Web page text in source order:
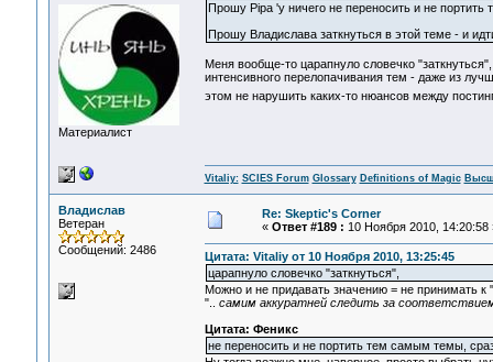
Материалист
Прошу Pipa 'у ничего не переносить и не
Прошу Владислава заткнуться в этой теме - и
Меня вообще-то царапнуло словечко
интенсивного перелопачивания тем - даже из
этом не нарушить каких-то нюансов между
Vitaliy: SCIES Forum Glossary Definitions of Magic
Владислав
Ветеран
Сообщений: 2486
Re: Skeptic's Corner
« Ответ #189 : 10 Ноября 2010, 14:20:58
Цитата: Vitaliy от 10 Ноября 2010, 13:25:45
царапнуло словечко "заткнуться",
Можно и не придавать значению = не принимать
".. самим аккуратней следить за
Цитата: Феникс
не переносить и не портить тем самым темы,